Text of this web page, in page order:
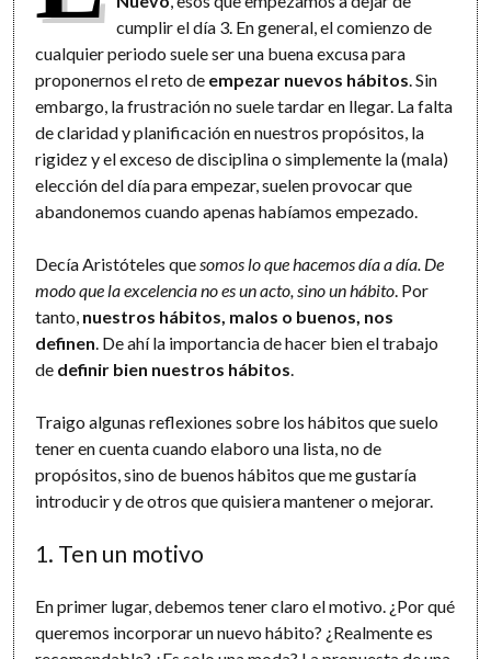
cumplir el día 3. En general, el comienzo de
cualquier periodo suele ser una buena excusa para
proponernos el reto de empezar nuevos hábitos . Sin
embargo, la frustración no suele tardar en llegar. La falta
de claridad y planificación en nuestros propósitos, la
rigidez y el exceso de disciplina o simplemente la (mala)
elección del día para empezar, suelen provocar que
abandonemos cuando apenas habíamos empezado.
Decía Aristóteles que somos lo que hacemos día a día. De
modo que la excelencia no es un acto, sino un hábito . Por
tanto, nuestros hábitos, malos o buenos, nos
definen . De ahí la importancia de hacer bien el trabajo
de definir bien nuestros hábitos
Traigo algunas reflexiones sobre los hábitos que suelo
tener en cuenta cuando elaboro una lista, no de
propósitos, sino de buenos hábitos que me gustaría
introducir y de otros que quisiera mantener o mejorar.
1. Ten un motivo
En primer lugar, debemos tener claro el motivo. ¿Por qué
queremos incorporar un nuevo hábito? ¿Realmente es